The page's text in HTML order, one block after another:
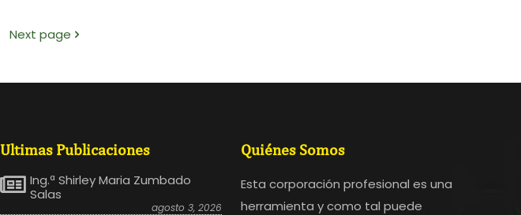
Next page
Ultimas Publicaciones
Ing.ª Shirley Maria Zumbado
Salas
agosto 3, 2026
Quiénes Somos
Esta corporación profesional es una
herramienta y como tal puede